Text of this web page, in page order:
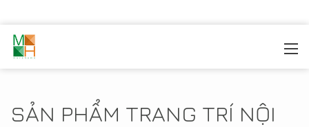
SẢN PHẨM TRANG TRÍ NỘI